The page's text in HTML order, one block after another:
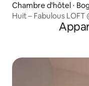
Chambre d'hôtel ⋅
Huit – Fabulous LOFT